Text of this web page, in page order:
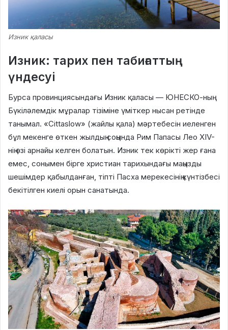
Изник қаласы
Изник: тарих пен табиғаттың
үндесуі
Бурса провинциясындағы Изник қаласы — ЮНЕСКО-ның
Бүкіләлемдік мұралар тізіміне үміткер нысан ретінде
танымал. «Cittaslow» (жайлы қала) мәртебесін иеленген
бұл мекенге өткен жылдың соңында Рим Папасы Лео XIV-
нің өзі арнайы келген болатын. Изник тек көрікті жер ғана
емес, сонымен бірге христиан тарихындағы маңызды
шешімдер қабылданған, тіпті Пасха мерекесінің күнтізбесі
бекітілген киелі орын санатында.